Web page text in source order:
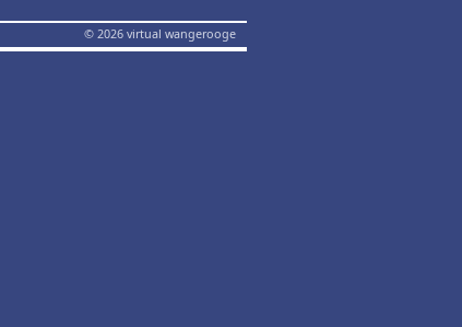
© 2026 virtual wangerooge